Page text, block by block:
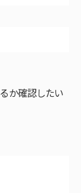
か確認したい